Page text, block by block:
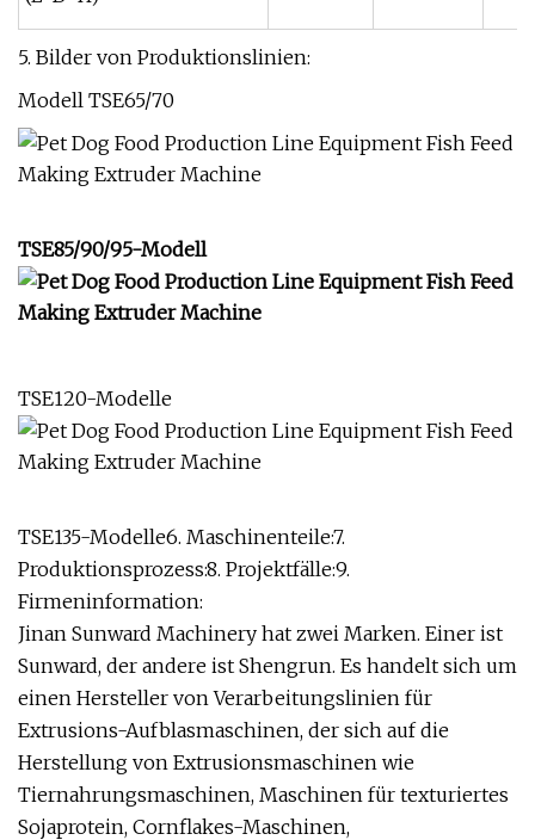
5. Bilder von Produktionslinien:
Modell TSE65/70
TSE85/90/95-Modell
TSE120-Modelle
TSE135-Modelle6. Maschinenteile:7.
Produktionsprozess:8. Projektfälle:9.
Firmeninformation:
Jinan Sunward Machinery hat zwei Marken. Einer ist
Sunward, der andere ist Shengrun. Es handelt sich um
einen Hersteller von Verarbeitungslinien für
Extrusions-Aufblasmaschinen, der sich auf die
Herstellung von Extrusionsmaschinen wie
Tiernahrungsmaschinen, Maschinen für texturiertes
Sojaprotein, Cornflakes-Maschinen,